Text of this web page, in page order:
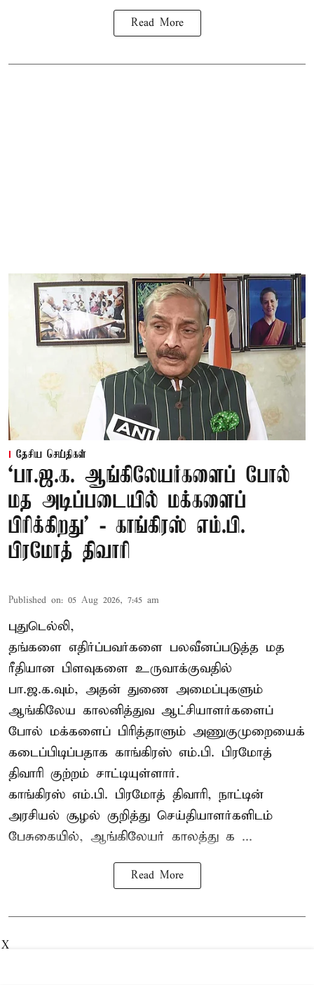
Read More
தேசிய செய்திகள்
‘பா.ஜ.க. ஆங்கிலேயர்களைப் போல்
மத அடிப்படையில் மக்களைப்
பிரிக்கிறது’ - காங்கிரஸ் எம்.பி.
பிரமோத் திவாரி
Published on: 05 Aug 2026, 7:45 am
புதுடெல்லி,
தங்களை எதிர்ப்பவர்களை பலவீனப்படுத்த மத
ரீதியான பிளவுகளை உருவாக்குவதில்
பா.ஜ.க.வும், அதன் துணை அமைப்புகளும்
ஆங்கிலேய காலனித்துவ ஆட்சியாளர்களைப்
போல் மக்களைப் பிரித்தாளும் அணுகுமுறையைக்
கடைப்பிடிப்பதாக காங்கிரஸ் எம்.பி. பிரமோத்
திவாரி குற்றம் சாட்டியுள்ளார்.
காங்கிரஸ் எம்.பி. பிரமோத் திவாரி, நாட்டின்
அரசியல் சூழல் குறித்து செய்தியாளர்களிடம்
பேசுகையில், ஆங்கிலேயர் காலத்து க ...
Read More
X